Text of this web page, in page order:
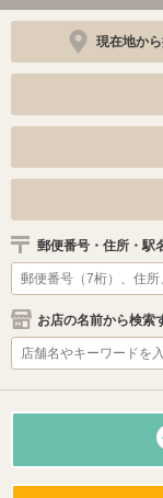
現在地か
郵便番号・住所・駅
お店の名前から検索